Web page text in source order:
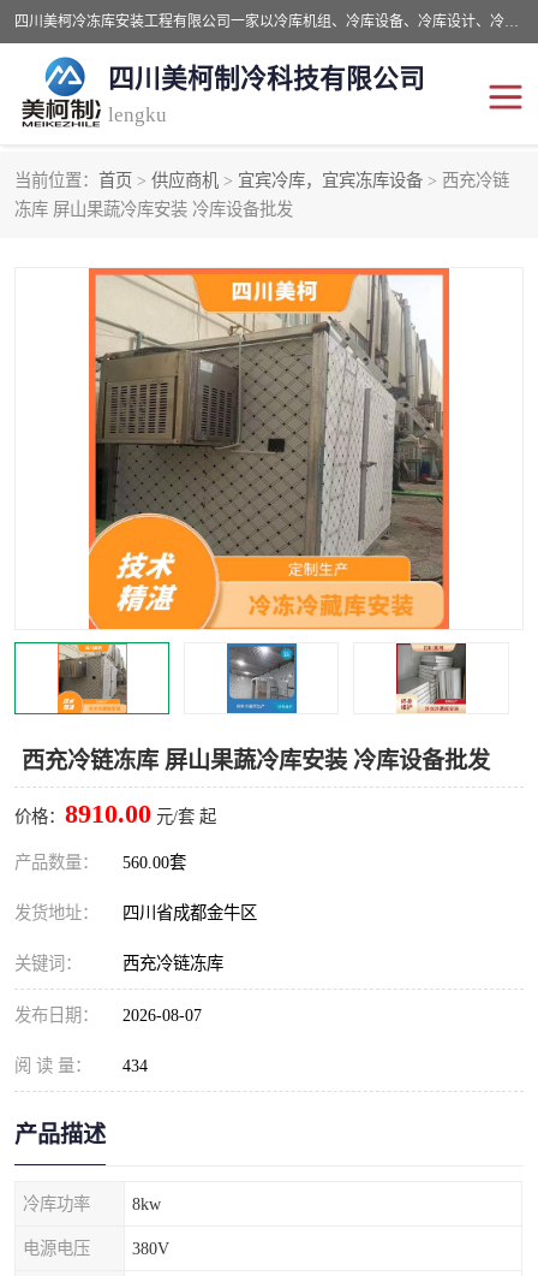
四川美柯冷冻库安装工程有限公司一家以冷库机组、冷库设备、冷库设计、冷冻库设备销售、冷库安装、冻库安装价格及技术服务为一体的综合企业，咨询热线：同等设备材料优惠10% 。公司各种类型安装组合式冷库、冷冻库、冷藏库、气调保鲜库、并提供成套设备供应、安装与调试、维护与维修、技术咨询、操作维修人员技术培训等
四川美柯制冷科技有限公司
lengku
当前位置： 首页 > 供应商机 > 宜宾冷库，宜宾冻库设备 > 西充冷链
冻库 屏山果蔬冷库安装 冷库设备批发
西充冷链冻库 屏山果蔬冷库安装 冷库设备批发
价格： 8910.00 元/套 起
产品数量： 560.00套
发货地址： 四川省成都金牛区
关键词： 西充冷链冻库
发布日期： 2026-08-07
阅 读 量： 434
产品描述
冷库功率 8kw
电源电压 380V
冷库安装，冷库价格
成都冻库，成都冻库价格 绵阳冻库,绵阳保鲜冷库
德阳冻库安装，德阳冷库 广元冻库安装,广元冻库造
价
南充冻库设计,南充冻库安 遂宁冻库
资阳冻库，资阳冻库安装 泸州冻库，泸州冷库
乐山冻库,乐山保鲜冷库 自贡冻库组装
雅安冷库,雅安冻库 攀枝花冻库
烘干冷链 冻库安装，小型冻库造价
内江冷库，内江冻库 宜宾冷库，宜宾冻库设备